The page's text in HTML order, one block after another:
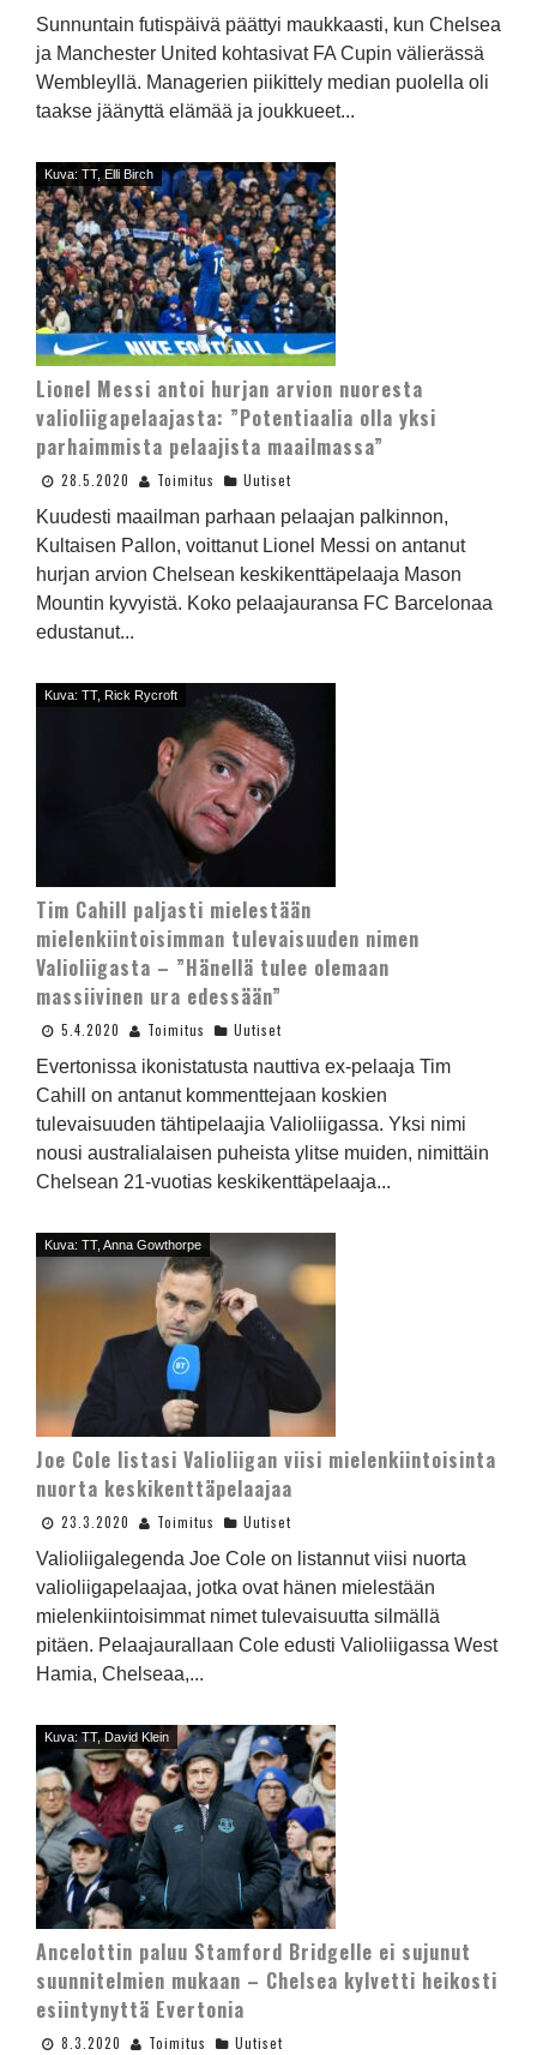
Sunnuntain futispäivä päättyi maukkaasti, kun Chelsea
ja Manchester United kohtasivat FA Cupin välierässä
Wembleyllä. Managerien piikittely median puolella oli
taakse jäänyttä elämää ja joukkueet...
Kuva: TT, Elli Birch
Lionel Messi antoi hurjan arvion nuoresta
valioliigapelaajasta: ”Potentiaalia olla yksi
parhaimmista pelaajista maailmassa”
28.5.2020 Toimitus Uutiset
Kuudesti maailman parhaan pelaajan palkinnon,
Kultaisen Pallon, voittanut Lionel Messi on antanut
hurjan arvion Chelsean keskikenttäpelaaja Mason
Mountin kyvyistä. Koko pelaajauransa FC Barcelonaa
edustanut...
Kuva: TT, Rick Rycroft
Tim Cahill paljasti mielestään
mielenkiintoisimman tulevaisuuden nimen
Valioliigasta – ”Hänellä tulee olemaan
massiivinen ura edessään”
5.4.2020 Toimitus Uutiset
Evertonissa ikonistatusta nauttiva ex-pelaaja Tim
Cahill on antanut kommenttejaan koskien
tulevaisuuden tähtipelaajia Valioliigassa. Yksi nimi
nousi australialaisen puheista ylitse muiden, nimittäin
Chelsean 21-vuotias keskikenttäpelaaja...
Kuva: TT, Anna Gowthorpe
Joe Cole listasi Valioliigan viisi mielenkiintoisinta
nuorta keskikenttäpelaajaa
23.3.2020 Toimitus Uutiset
Valioliigalegenda Joe Cole on listannut viisi nuorta
valioliigapelaajaa, jotka ovat hänen mielestään
mielenkiintoisimmat nimet tulevaisuutta silmällä
pitäen. Pelaajaurallaan Cole edusti Valioliigassa West
Hamia, Chelseaa,...
Kuva: TT, David Klein
Ancelottin paluu Stamford Bridgelle ei sujunut
suunnitelmien mukaan – Chelsea kylvetti heikosti
esiintynyttä Evertonia
8.3.2020 Toimitus Uutiset